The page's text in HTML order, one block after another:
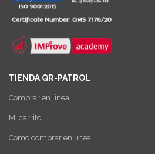
TIENDA QR-PATROL
Comprar en linea
Mi carrito
Como comprar en linea